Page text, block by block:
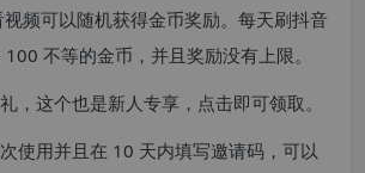
频可以随机获得金币奖励。每天刷抖音
不等的金币，并且奖励没有上限。
，这个也是新人专享，点击即可领取。
使用并且在 10 天内填写邀请码，可以